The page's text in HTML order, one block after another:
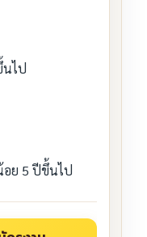
ไป
อย 5 ปีขึ้นไป